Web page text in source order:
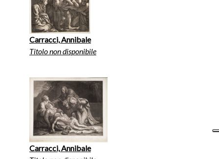
Carracci, Annibale
Titolo non disponibile
Carracci, Annibale